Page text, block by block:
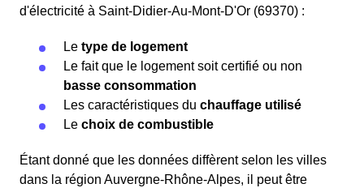
d'électricité à Saint-Didier-Au-Mont-D'Or (69370) :
Le type de logement
Le fait que le logement soit certifié ou non
basse consommation
Les caractéristiques du chauffage utilisé
Le choix de combustible
Étant donné que les données diffèrent selon les villes
dans la région Auvergne-Rhône-Alpes, il peut être